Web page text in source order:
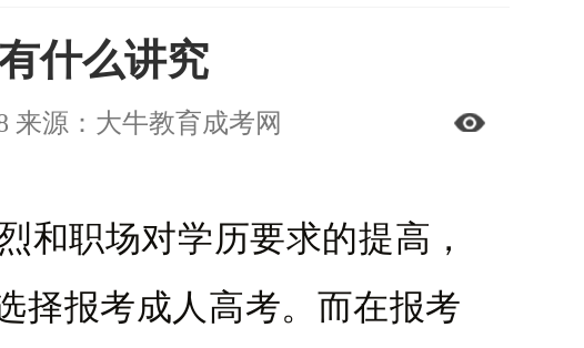
什么讲究
来源：大牛教育成考网
和职场对学历要求的提高，
择报考成人高考。而在报考